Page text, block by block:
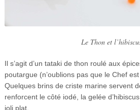
Le Thon et
Il s’agit d’un tataki de thon roulé aux
poutargue (n’oublions pas que le Chef
Quelques brins de criste marine servent
renforcent le côté iodé, la gelée
joli plat.